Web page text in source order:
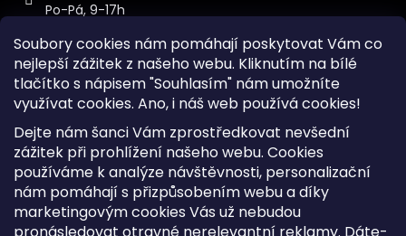
Soubory cookies nám pomáhají poskytovat Vám co
nejlepší zážitek z našeho webu. Kliknutím na bílé
tlačítko s nápisem "Souhlasím" nám umožníte
využívat cookies. Ano, i náš web používá cookies!
Dejte nám šanci Vám zprostředkovat nevšední
zážitek při prohlížení našeho webu. Cookies
používáme k analýze návštěvnosti, personalizační
nám pomáhají s přizpůsobením webu a díky
marketingovým cookies Vás už nebudou
Po-Pá, 9-17h
Kontakt
Sitemap
Doprava a Platba
Reklamace Zboží
Obchodní podmínky